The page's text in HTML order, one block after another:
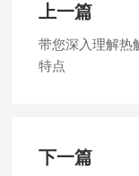
上一篇
带您深入理解热
特点
下一篇